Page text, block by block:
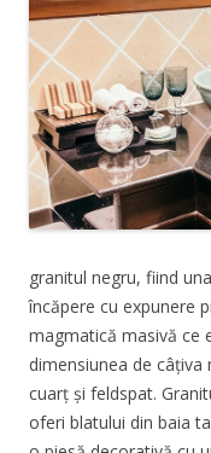
granitul negru, fiind
încăpere cu expunere
magmatică masivă ce
dimensiunea de
cuarț și feldspat.
oferi blatului din baia